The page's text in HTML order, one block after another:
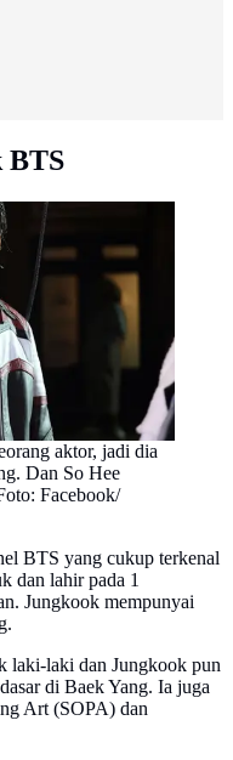
BTS
aktor, jadi dia
Dan So Hee
Facebook/
BTS yang cukup terkenal
dan lahir pada 1
Jungkook mempunyai
laki-laki dan Jungkook pun
di Baek Yang. Ia juga
Art (SOPA) dan